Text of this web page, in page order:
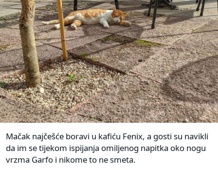
Mačak najčešće boravi u kafiću Fenix, a gosti su navikli
da im se tijekom ispijanja omiljenog napitka oko nogu
vrzma Garfo i nikome to ne smeta.